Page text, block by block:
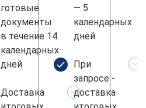
готовые
документы
в течение 14
календарных
дней
Доставка
— 5
календарных
дней
При
запросе -
доставка